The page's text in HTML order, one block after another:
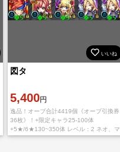
いいね
図タ
5,400円
逸品！オーブ合計4419個《オーブ引換券
36枚》！+限定キャラ25-100体
+5★/6★130~350体 レベル：2 ネオ、マ
サムネ、エル×2、ルシファー×2、マギ